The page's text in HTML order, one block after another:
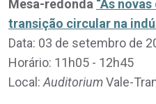
Mesa-redonda “As
transição circular na
Data: 03 de setembro de
Horário: 11h05 - 12h45
Local: AuditoriumVale-